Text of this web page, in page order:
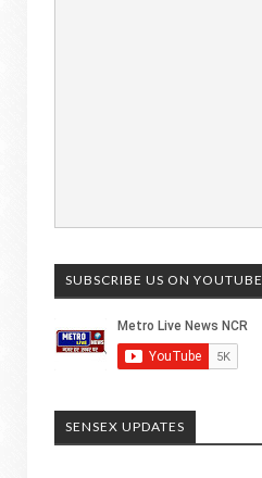
SUBSCRIBE US ON YOUTUBE
SENSEX UPDATES